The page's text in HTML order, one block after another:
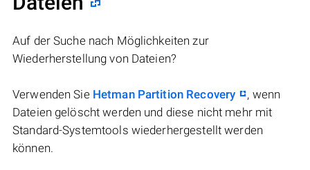
Auf der Suche nach Möglichkeiten zur
Wiederherstellung von Dateien?
Verwenden Sie Hetman Partition Recovery
, wenn
Dateien gelöscht werden und diese nicht mehr mit
Standard-Systemtools wiederhergestellt werden
können.